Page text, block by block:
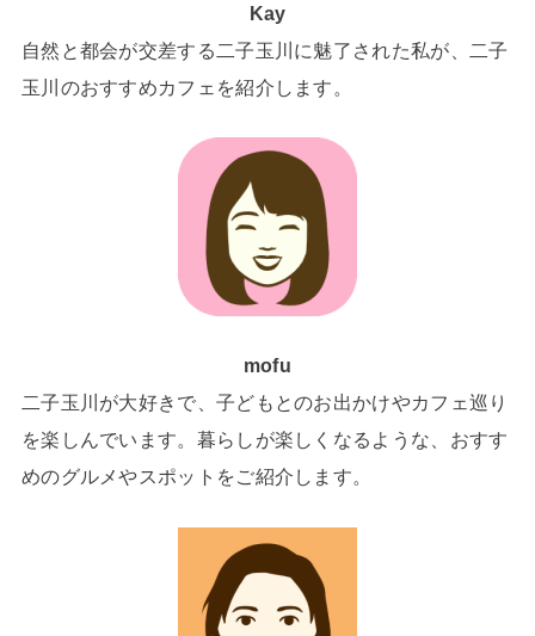
Kay
自然と都会が交差する二子玉川に魅了された私が、二子
玉川のおすすめカフェを紹介します。
mofu
二子玉川が大好きで、子どもとのお出かけやカフェ巡り
を楽しんでいます。暮らしが楽しくなるような、おすす
めのグルメやスポットをご紹介します。